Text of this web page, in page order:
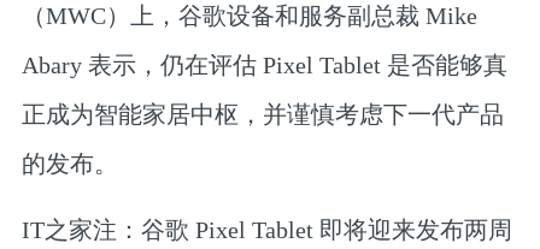
（MWC）上，谷歌设备和服务副总裁 Mike
Abary 表示， 仍在评估 Pixel Tablet 是否能够真
正成为智能家居中枢，并谨慎考虑下一代产品
的发布。
IT之家注：谷歌 Pixel Tablet 即将迎来发布两周